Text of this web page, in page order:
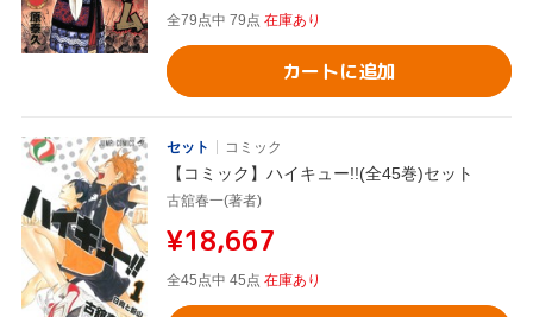
全79点中 79点 在庫あり
カートに追加
セット コミック
【コミック】ハイキュー!!(全45巻)セット
古舘春一(著者)
¥18,667
全45点中 45点 在庫あり